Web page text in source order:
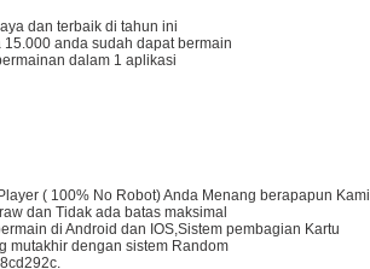
dan terbaik di tahun ini
anda sudah dapat bermain
dalam 1 aplikasi
( 100% No Robot) Anda Menang berapapun Kami
dan Tidak ada batas maksimal
di Android dan IOS,Sistem pembagian Kartu
mutakhir dengan sistem Random